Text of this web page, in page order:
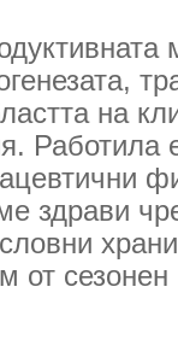
на
Работила
здрави
от сезонен